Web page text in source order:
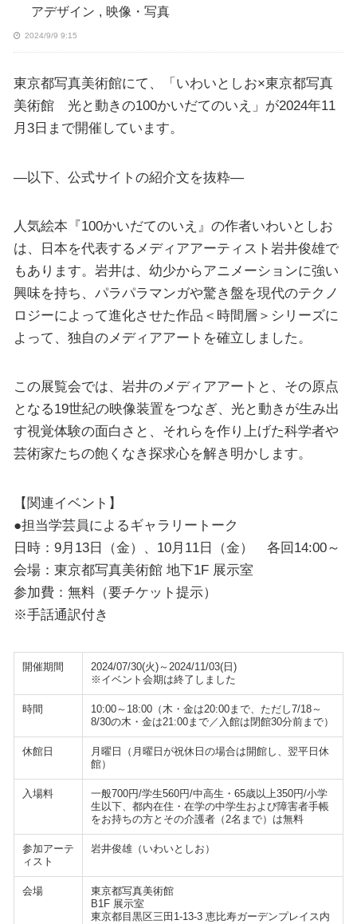
アデザイン , 映像・写真
2024/9/9 9:15
東京都写真美術館にて、「いわいとしお×東京都写真
美術館 光と動きの100かいだてのいえ」が2024年11
月3日まで開催しています。
—以下、公式サイトの紹介文を抜粋—
人気絵本『100かいだてのいえ』の作者いわいとしお
は、日本を代表するメディアアーティスト岩井俊雄で
もあります。岩井は、幼少からアニメーションに強い
興味を持ち、パラパラマンガや驚き盤を現代のテクノ
ロジーによって進化させた作品＜時間層＞シリーズに
よって、独自のメディアアートを確立しました。
この展覧会では、岩井のメディアアートと、その原点
となる19世紀の映像装置をつなぎ、光と動きが生み出
す視覚体験の面白さと、それらを作り上げた科学者や
芸術家たちの飽くなき探求心を解き明かします。
【関連イベント】
●担当学芸員によるギャラリートーク
日時：9月13日（金）、10月11日（金） 各回14:00～
会場：東京都写真美術館 地下1F 展示室
参加費：無料（要チケット提示）
※手話通訳付き
開催期間
2024/07/30(火)～2024/11/03(日)
※イベント会期は終了しました
時間
10:00～18:00（木・金は20:00まで、ただし7/18～
8/30の木・金は21:00まで／入館は閉館30分前まで）
休館日
月曜日（月曜日が祝休日の場合は開館し、翌平日休
館）
入場料
一般700円/学生560円/中高生・65歳以上350円/小学
生以下、都内在住・在学の中学生および障害者手帳
をお持ちの方とその介護者（2名まで）は無料
参加アーテ
ィスト
岩井俊雄（いわいとしお）
会場
東京都写真美術館
B1F 展示室
東京都目黒区三田1-13-3 恵比寿ガーデンプレイス内